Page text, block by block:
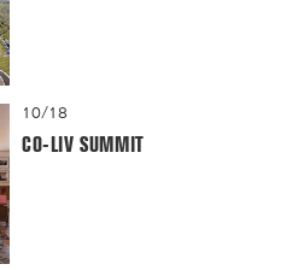
10/18
CO-LIV SUMMIT